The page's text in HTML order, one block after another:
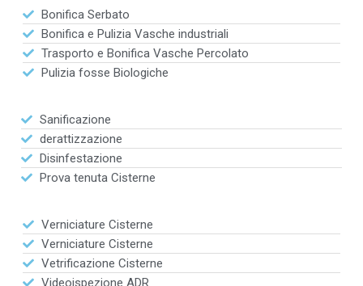
Bonifica Serbato
Bonifica e Pulizia Vasche industriali
Trasporto e Bonifica Vasche Percolato
Pulizia fosse Biologiche
Sanificazione
derattizzazione
Disinfestazione
Prova tenuta Cisterne
Verniciature Cisterne
Verniciature Cisterne
Vetrificazione Cisterne
Videoispezione ADR